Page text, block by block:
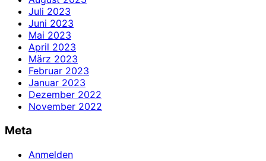
Juli 2023
Juni 2023
Mai 2023
April 2023
März 2023
Februar 2023
Januar 2023
Dezember 2022
November 2022
Meta
Anmelden